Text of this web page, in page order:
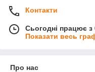
Контакти
Сьогодні працює з
Показати весь
Про нас